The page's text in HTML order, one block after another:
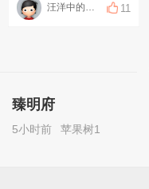
11
臻明府
5小时前 苹果树1